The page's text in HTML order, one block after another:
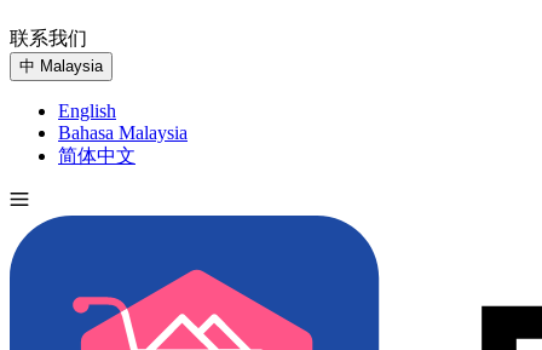
联系我们
中 Malaysia
English
Bahasa Malaysia
简体中文